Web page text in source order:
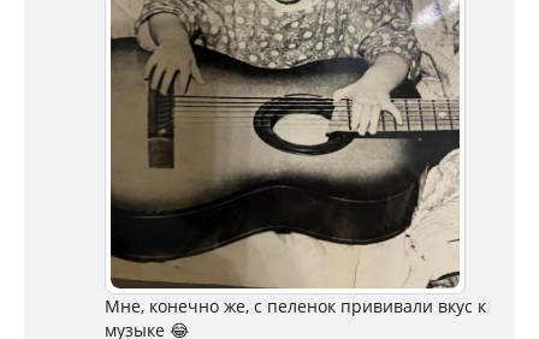
Мне, конечно же, с пеленок прививали вкус к
музыке 😂